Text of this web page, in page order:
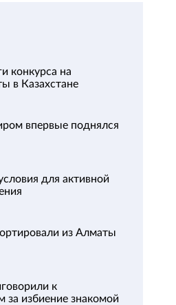
конкурса на
в Казахстане
впервые поднялся
для активной
из Алматы
к
избиение знакомой